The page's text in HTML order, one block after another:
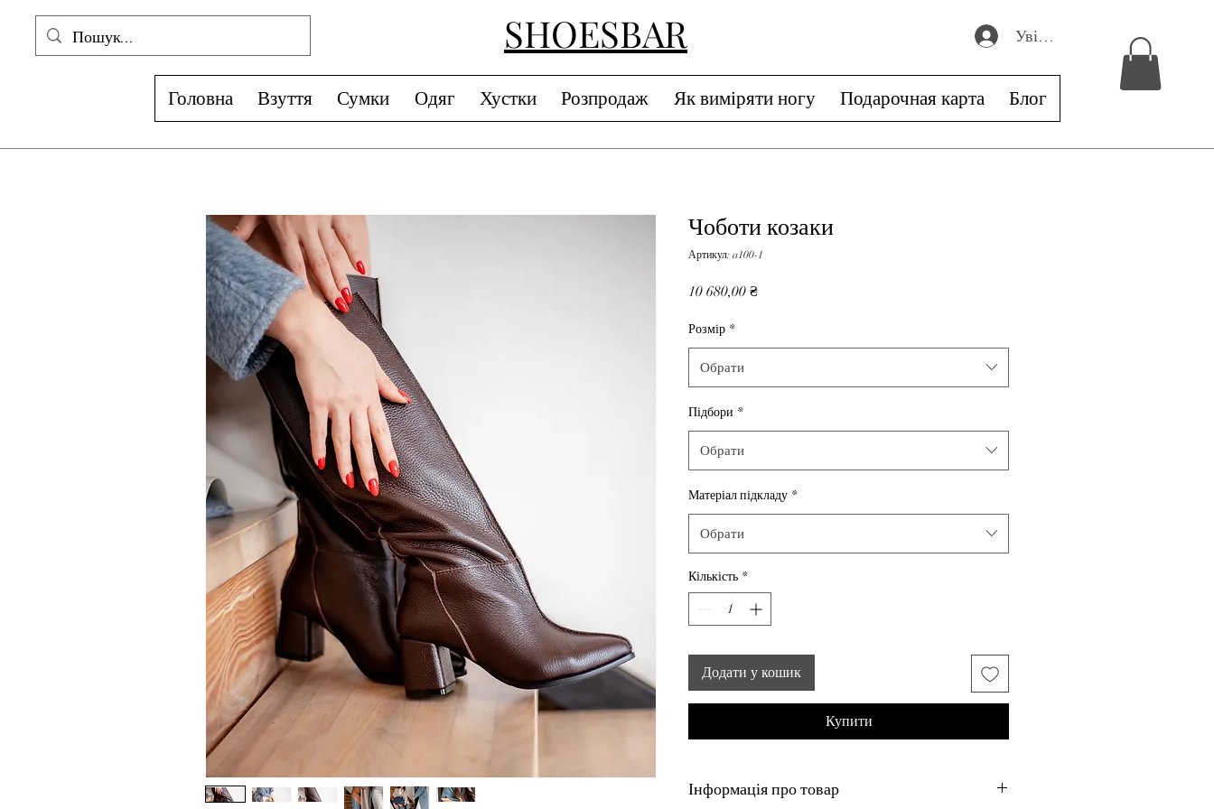
SHOESBAR Увійти
Головна Взуття Сумки Одяг Хустки Розпродаж Як виміряти ногу Подарочная карта Блог
Чоботи козаки
Артикул: a100-1
10 680,00 ₴Ціна
Розмір *
Обрати
Підбори *
Обрати
Матеріал підкладу *
Обрати
Кількість *
Додати у кошик
Купити
Інформація про товар